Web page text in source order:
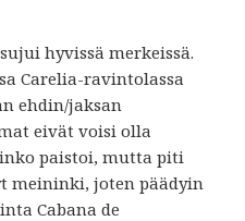
hyvissä merkeissä.
Carelia-ravintolassa
ehdin/jaksan
eivät voisi olla
paistoi, mutta piti
meininki, joten päädyin
Cabana de